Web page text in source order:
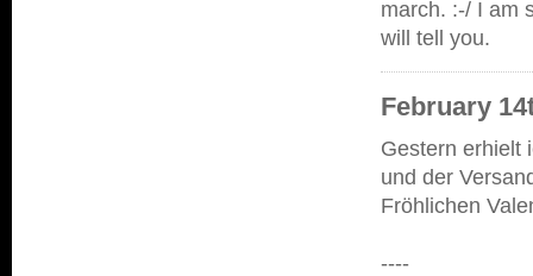
march. :-/ I am
will tell you.
February
Gestern erhielt
und der
Fröhlichen
----